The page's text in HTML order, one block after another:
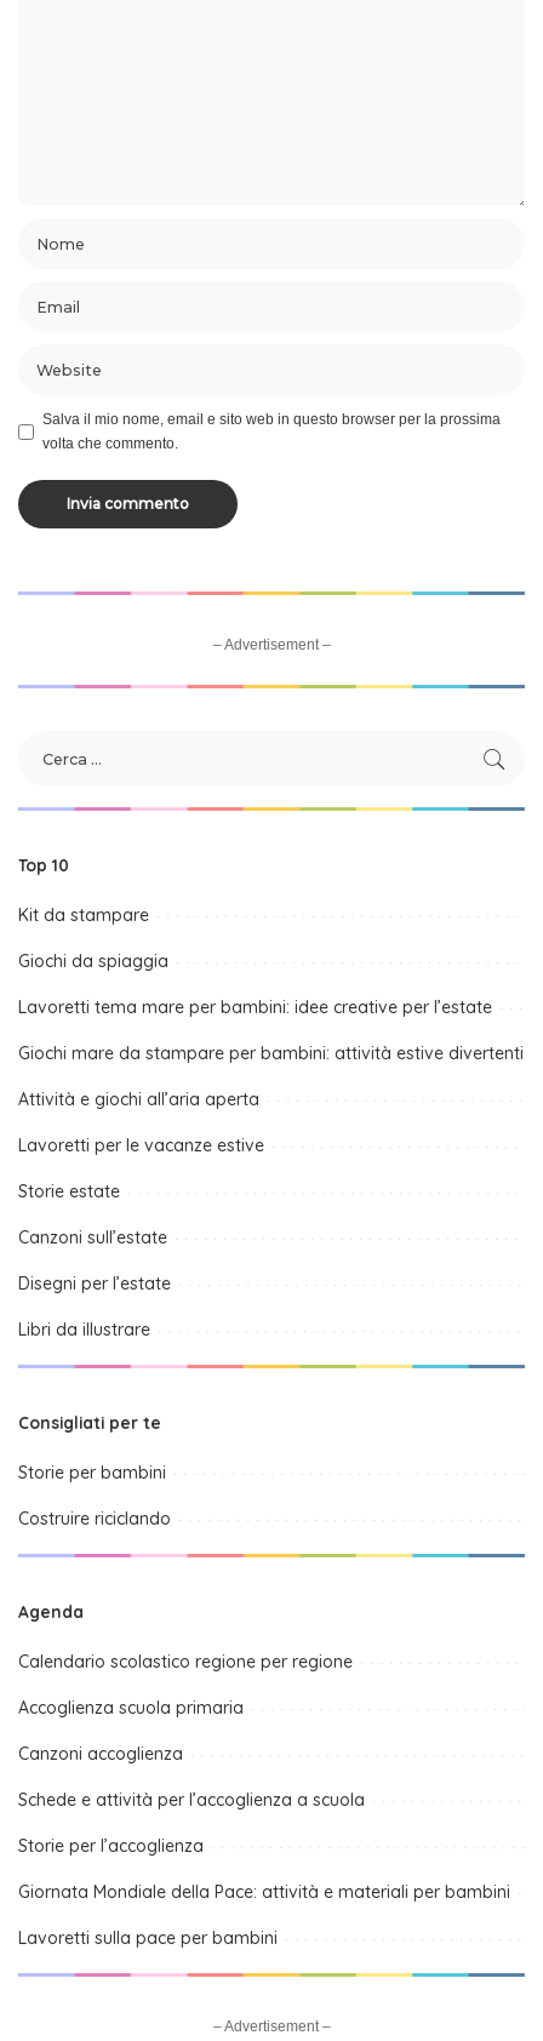
Salva il mio nome, email e sito web in questo browser per la prossima
volta che commento.
– Advertisement –
Top 10
Kit da stampare
Giochi da spiaggia
Lavoretti tema mare per bambini: idee creative per l’estate
Giochi mare da stampare per bambini: attività estive divertenti
Attività e giochi all’aria aperta
Lavoretti per le vacanze estive
Storie estate
Canzoni sull’estate
Disegni per l’estate
Libri da illustrare
Consigliati per te
Storie per bambini
Costruire riciclando
Agenda
Calendario scolastico regione per regione
Accoglienza scuola primaria
Canzoni accoglienza
Schede e attività per l’accoglienza a scuola
Storie per l’accoglienza
Giornata Mondiale della Pace: attività e materiali per bambini
Lavoretti sulla pace per bambini
– Advertisement –